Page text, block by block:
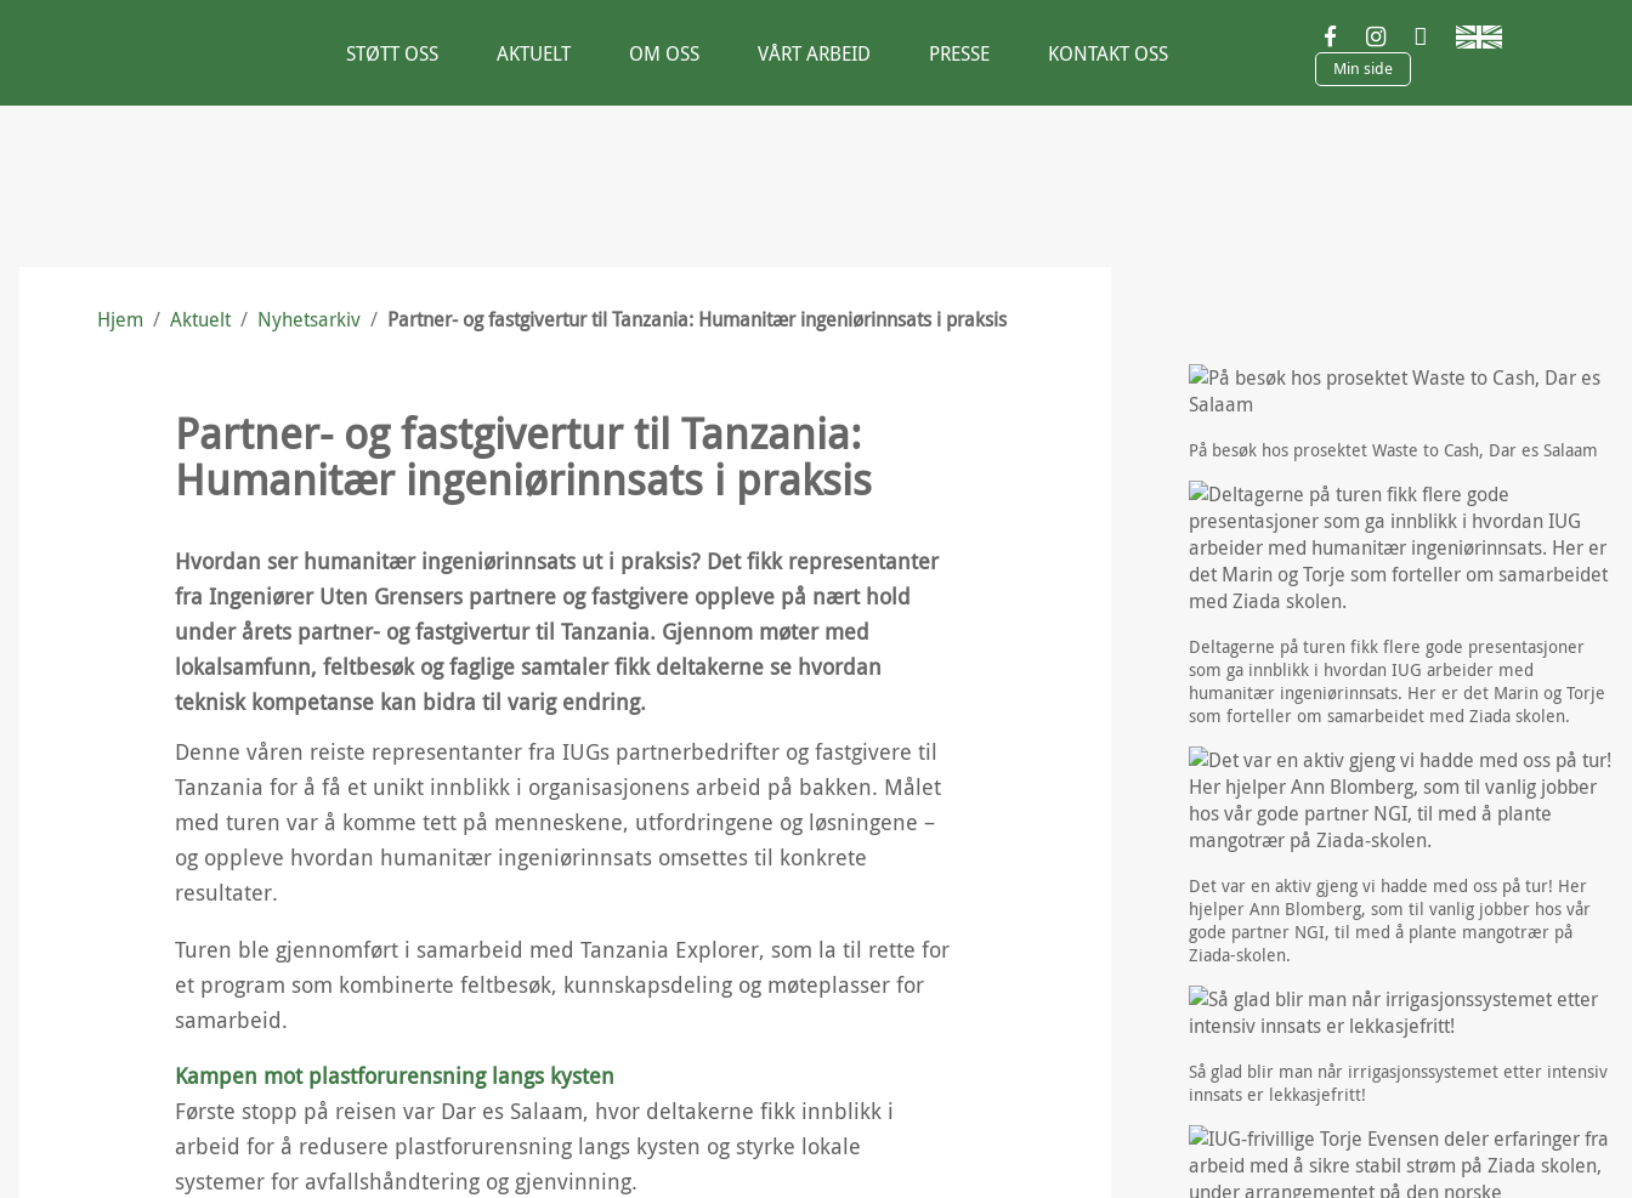
STØTT OSS AKTUELT OM OSS VÅRT ARBEID PRESSE KONTAKT OSS
Min side
Hjem / Aktuelt / Nyhetsarkiv / Partner- og fastgivertur til Tanzania: Humanitær ingeniørinnsats i praksis
Partner- og fastgivertur til Tanzania:
Humanitær ingeniørinnsats i praksis
Hvordan ser humanitær ingeniørinnsats ut i praksis? Det fikk representanter
fra Ingeniører Uten Grensers partnere og fastgivere oppleve på nært hold
under årets partner- og fastgivertur til Tanzania. Gjennom møter med
lokalsamfunn, feltbesøk og faglige samtaler fikk deltakerne se hvordan
teknisk kompetanse kan bidra til varig endring.
Denne våren reiste representanter fra IUGs partnerbedrifter og fastgivere til
Tanzania for å få et unikt innblikk i organisasjonens arbeid på bakken. Målet
med turen var å komme tett på menneskene, utfordringene og løsningene –
og oppleve hvordan humanitær ingeniørinnsats omsettes til konkrete
resultater.
Turen ble gjennomført i samarbeid med Tanzania Explorer, som la til rette for
et program som kombinerte feltbesøk, kunnskapsdeling og møteplasser for
samarbeid.
Kampen mot plastforurensning langs kysten
Første stopp på reisen var Dar es Salaam, hvor deltakerne fikk innblikk i
arbeid for å redusere plastforurensning langs kysten og styrke lokale
systemer for avfallshåndtering og gjenvinning.
På besøk hos prosektet Waste to Cash, Dar es Salaam
Deltagerne på turen fikk flere gode presentasjoner
som ga innblikk i hvordan IUG arbeider med
humanitær ingeniørinnsats. Her er det Marin og Torje
som forteller om samarbeidet med Ziada skolen.
Det var en aktiv gjeng vi hadde med oss på tur! Her
hjelper Ann Blomberg, som til vanlig jobber hos vår
gode partner NGI, til med å plante mangotrær på
Ziada-skolen.
Så glad blir man når irrigasjonssystemet etter intensiv
innsats er lekkasjefritt!